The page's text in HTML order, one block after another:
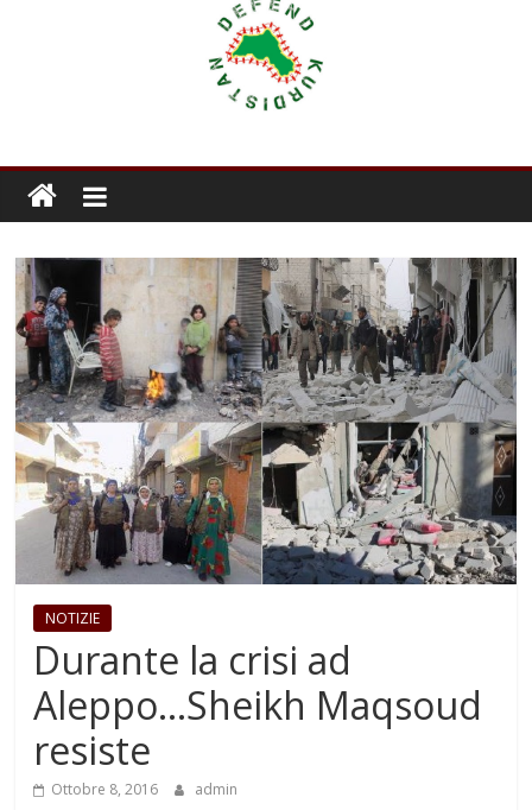
NOTIZIE
Durante la crisi ad
Aleppo…Sheikh Maqsoud
resiste
Ottobre 8, 2016 admin